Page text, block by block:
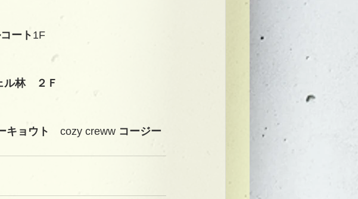
ート 1F
林　２Ｆ
キョウト cozy creww コージー